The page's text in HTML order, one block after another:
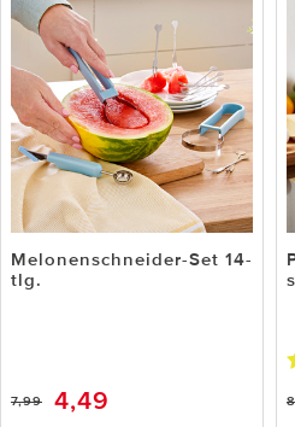
Melonenschneider-Set 14-
tlg.
7,99 4,49